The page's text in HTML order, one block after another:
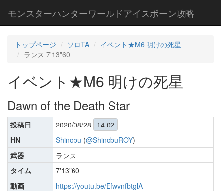
モンスターハンターワールドアイスボーン攻略
トップページ ソロTA
イベント★M6 明けの死星
ランス 7'13"60
イベント★M6 明けの死星
Dawn of the Death Star
投稿日 2020/08/28
14.02
HN
Shinobu (@ShinobuROY)
武器
ランス
タイム
7'13"60
動画
https://youtu.be/EfwvnfbtglA